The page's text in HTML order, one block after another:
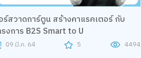
ร์สวาดการ์ตูน สร้างคาแรคเตอร์ กับ
รงการ B2S Smart to U
09 มี.ค. 64 5 4494